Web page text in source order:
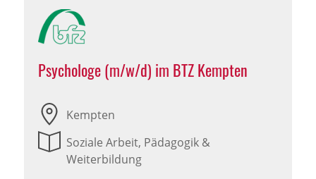
Psychologe (m/w/d) im BTZ Kempten
Kempten
Soziale Arbeit, Pädagogik &
Weiterbildung